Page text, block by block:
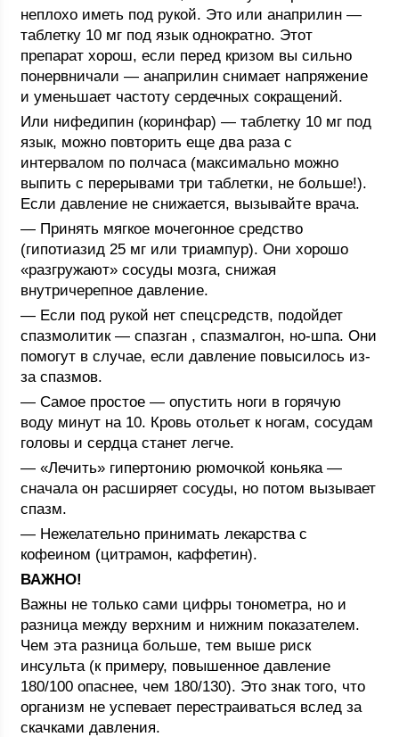
неплохо иметь под рукой. Это или анаприлин —
таблетку 10 мг под язык однократно. Этот
препарат хорош, если перед кризом вы сильно
понервничали — анаприлин снимает напряжение
и уменьшает частоту сердечных сокращений.
Или нифедипин (коринфар) — таблетку 10 мг под
язык, можно повторить еще два раза с
интервалом по полчаса (максимально можно
выпить с перерывами три таблетки, не больше!).
Если давление не снижается, вызывайте врача.
— Принять мягкое мочегонное средство
(гипотиазид 25 мг или триампур). Они хорошо
«разгружают» сосуды мозга, снижая
внутричерепное давление.
— Если под рукой нет спецсредств, подойдет
спазмолитик — спазган , спазмалгон, но-шпа. Они
помогут в случае, если давление повысилось из-
за спазмов.
— Самое простое — опустить ноги в горячую
воду минут на 10. Кровь отольет к ногам, сосудам
головы и сердца станет легче.
— «Лечить» гипертонию рюмочкой коньяка —
сначала он расширяет сосуды, но потом вызывает
спазм.
— Нежелательно принимать лекарства с
кофеином (цитрамон, каффетин).
ВАЖНО!
Важны не только сами цифры тонометра, но и
разница между верхним и нижним показателем.
Чем эта разница больше, тем выше риск
инсульта (к примеру, повышенное давление
180/100 опаснее, чем 180/130). Это знак того, что
организм не успевает перестраиваться вслед за
скачками давления.